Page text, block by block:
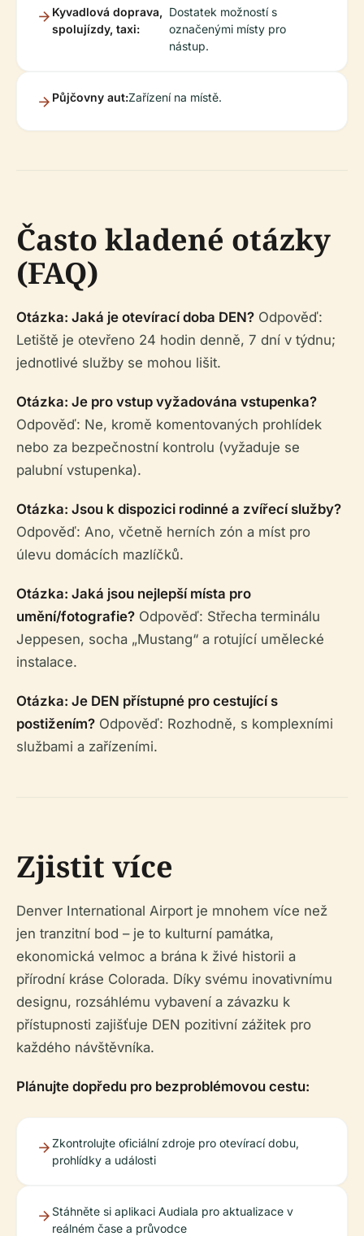
Kyvadlová doprava,
spolujízdy, taxi:
Dostatek možností s
označenými místy pro
nástup.
Půjčovny aut:Zařízení na místě.
Často kladené otázky
(FAQ)
Otázka: Jaká je otevírací doba DEN? Odpověď:
Letiště je otevřeno 24 hodin denně, 7 dní v týdnu;
jednotlivé služby se mohou lišit.
Otázka: Je pro vstup vyžadována vstupenka?
Odpověď: Ne, kromě komentovaných prohlídek
nebo za bezpečnostní kontrolu (vyžaduje se
palubní vstupenka).
Otázka: Jsou k dispozici rodinné a zvířecí služby?
Odpověď: Ano, včetně herních zón a míst pro
úlevu domácích mazlíčků.
Otázka: Jaká jsou nejlepší místa pro
umění/fotografie? Odpověď: Střecha terminálu
Jeppesen, socha „Mustang“ a rotující umělecké
instalace.
Otázka: Je DEN přístupné pro cestující s
postižením? Odpověď: Rozhodně, s komplexními
službami a zařízeními.
Zjistit více
Denver International Airport je mnohem více než
jen tranzitní bod – je to kulturní památka,
ekonomická velmoc a brána k živé historii a
přírodní kráse Colorada. Díky svému inovativnímu
designu, rozsáhlému vybavení a závazku k
přístupnosti zajišťuje DEN pozitivní zážitek pro
každého návštěvníka.
Plánujte dopředu pro bezproblémovou cestu:
Zkontrolujte oficiální zdroje pro otevírací dobu,
prohlídky a události
Stáhněte si aplikaci Audiala pro aktualizace v
reálném čase a průvodce